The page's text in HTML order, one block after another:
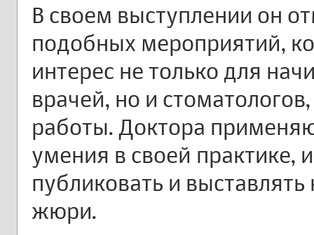
В своем выступлении он
подобных мероприятий,
интерес не только для
врачей, но и
работы. Доктора
умения в своей практике,
публиковать и
жюри.